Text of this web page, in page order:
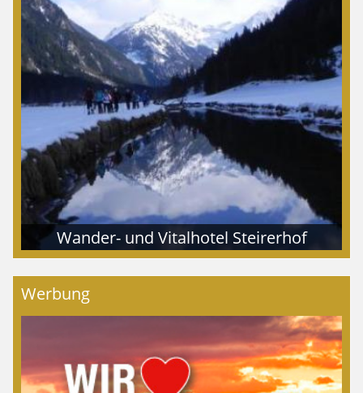
Wander- und Vitalhotel Steirerhof
Werbung